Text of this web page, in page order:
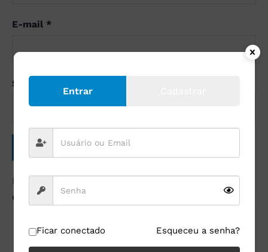
E-mail *
Site
Este site utiliza o Akismet para reduzir spam.
Saiba
como seus dados em comentários são processados
Entrar
Ficar conectado Esqueceu a senha?